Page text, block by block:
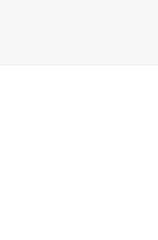
set 5 buc, 3521-H5